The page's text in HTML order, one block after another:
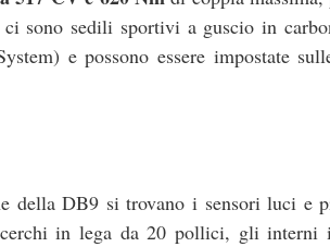
sono sedili sportivi a guscio in
e possono essere impostate
della DB9 si trovano i sensori luci e
in lega da 20 pollici, gli